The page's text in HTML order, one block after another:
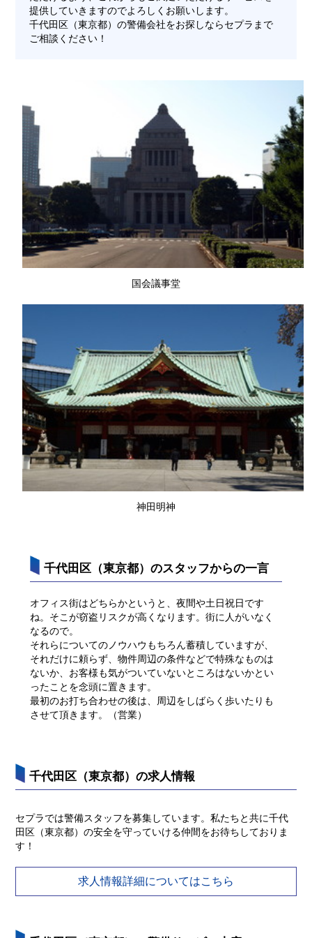
提供していきますのでよろしくお願いします。
千代田区（東京都）の警備会社をお探しならセプラまで
ご相談ください！
国会議事堂
神田明神
千代田区（東京都）のスタッフからの一言
オフィス街はどちらかというと、夜間や土日祝日です
ね。そこが窃盗リスクが高くなります。街に人がいなく
なるので。
それらについてのノウハウもちろん蓄積していますが、
それだけに頼らず、物件周辺の条件などで特殊なものは
ないか、お客様も気がついていないところはないかとい
ったことを念頭に置きます。
最初のお打ち合わせの後は、周辺をしばらく歩いたりも
させて頂きます。（営業）
千代田区（東京都）の求人情報
セプラでは警備スタッフを募集しています。私たちと共に千代
田区（東京都）の安全を守っていける仲間をお待ちしておりま
す！
求人情報詳細についてはこちら